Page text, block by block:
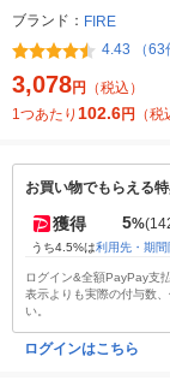
ブランド： FIRE
4.43 （63
3,078円
（税込）
1つあたり 102.6円 （税
お買い物でもらえる
獲得 5%
うち4.5%は利用先・期間
ログイン&全額PayPay支
表示よりも実際の付与数
い。
ログインはこちら